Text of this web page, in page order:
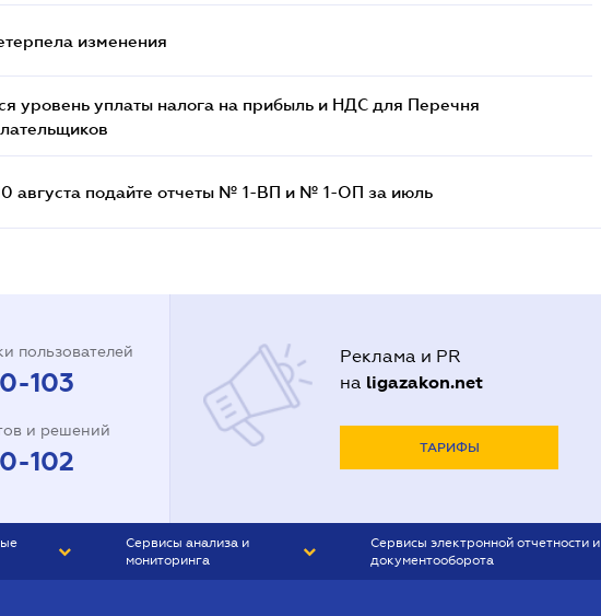
изменения
уровень уплаты налога на прибыль и НДС для Перечня
августа подайте отчеты № 1-ВП и № 1-ОП за июль
пользователей
103
и решений
102
Реклама и PR
на ligazakon.net
ТАРИФЫ
Сервисы анализа и
мониторинга
Сервисы электронной отчетности и
документооборота